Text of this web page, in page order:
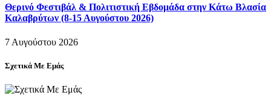
Θερινό Φεστιβάλ & Πολιτιστική Εβδομάδα στην Κάτω Βλασία
Καλαβρύτων (8-15 Αυγούστου 2026)
7 Αυγούστου 2026
Σχετικά Με Εμάς